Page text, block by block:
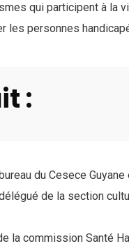
qui participent à la
les personnes
:
du Cesece Guyane
de la section
la commission Santé